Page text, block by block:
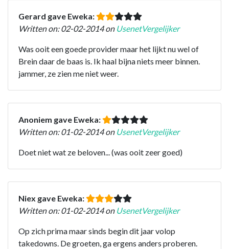
Gerard gave Eweka:
Written on: 02-02-2014 on UsenetVergelijker
Was ooit een goede provider maar het lijkt nu wel of
Brein daar de baas is. Ik haal bijna niets meer binnen.
jammer, ze zien me niet weer.
Anoniem gave Eweka:
Written on: 01-02-2014 on UsenetVergelijker
Doet niet wat ze beloven... (was ooit zeer goed)
Niex gave Eweka:
Written on: 01-02-2014 on UsenetVergelijker
Op zich prima maar sinds begin dit jaar volop
takedowns. De groeten, ga ergens anders proberen.